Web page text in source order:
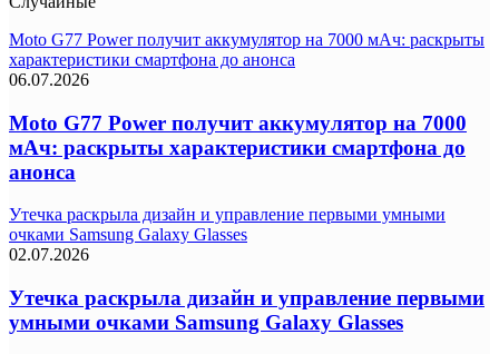
Moto G77 Power получит аккумулятор на 7000 мАч: раскрыты
характеристики смартфона до анонса
06.07.2026
Moto G77 Power получит аккумулятор на 7000
мАч: раскрыты характеристики смартфона до
анонса
Утечка раскрыла дизайн и управление первыми умными
очками Samsung Galaxy Glasses
02.07.2026
Утечка раскрыла дизайн и управление первыми
умными очками Samsung Galaxy Glasses